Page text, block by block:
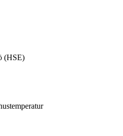
(HSE)